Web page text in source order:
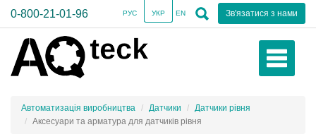
0-800-21-01-96 Зв'язатися з нами
РУС УКР EN
Автоматизація виробництва Датчики
Датчики рівня
Аксесуари та арматура для датчиків рівня